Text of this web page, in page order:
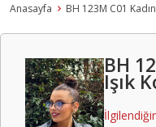
Anasayfa BH 123M C01
BH
Işık